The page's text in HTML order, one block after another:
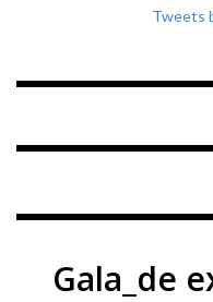
Tweets
Gala_de